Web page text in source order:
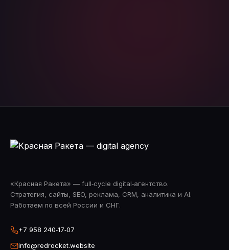
«Красная Ракета» — full‑cycle digital‑агентство.
Стратегия, сайты, SEO, реклама, CRM, аналитика и AI.
Работаем по всей России и СНГ.
+7 958 240‑17‑07
info@redrocket.website